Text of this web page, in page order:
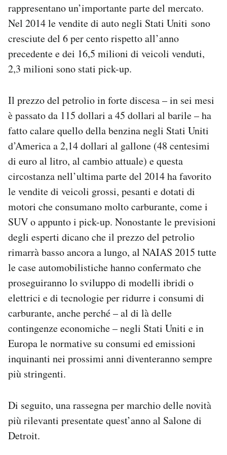
rappresentano un’importante parte del mercato.
Nel 2014 le vendite di auto negli Stati Uniti sono
cresciute del 6 per cento rispetto all’anno
precedente e dei 16,5 milioni di veicoli venduti,
2,3 milioni sono stati pick-up.
Il prezzo del petrolio in forte discesa – in sei mesi
è passato da 115 dollari a 45 dollari al barile – ha
fatto calare quello della benzina negli Stati Uniti
d’America a 2,14 dollari al gallone (48 centesimi
di euro al litro, al cambio attuale) e questa
circostanza nell’ultima parte del 2014 ha favorito
le vendite di veicoli grossi, pesanti e dotati di
motori che consumano molto carburante, come i
SUV o appunto i pick-up. Nonostante le previsioni
degli esperti dicano che il prezzo del petrolio
rimarrà basso ancora a lungo, al NAIAS 2015 tutte
le case automobilistiche hanno confermato che
proseguiranno lo sviluppo di modelli ibridi o
elettrici e di tecnologie per ridurre i consumi di
carburante, anche perché – al di là delle
contingenze economiche – negli Stati Uniti e in
Europa le normative su consumi ed emissioni
inquinanti nei prossimi anni diventeranno sempre
più stringenti.
Di seguito, una rassegna per marchio delle novità
più rilevanti presentate quest’anno al Salone di
Detroit.